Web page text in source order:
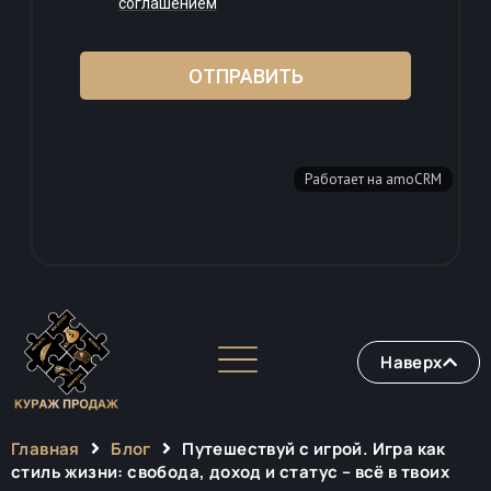
Наверх
Главная Блог
Путешествуй с игрой. Игра как
стиль жизни: свобода, доход и статус – всё в твоих